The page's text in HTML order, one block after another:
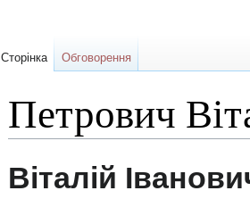
Петрович
Перейти
до
Перейти
до
Віталій
Сторінка Обговорення